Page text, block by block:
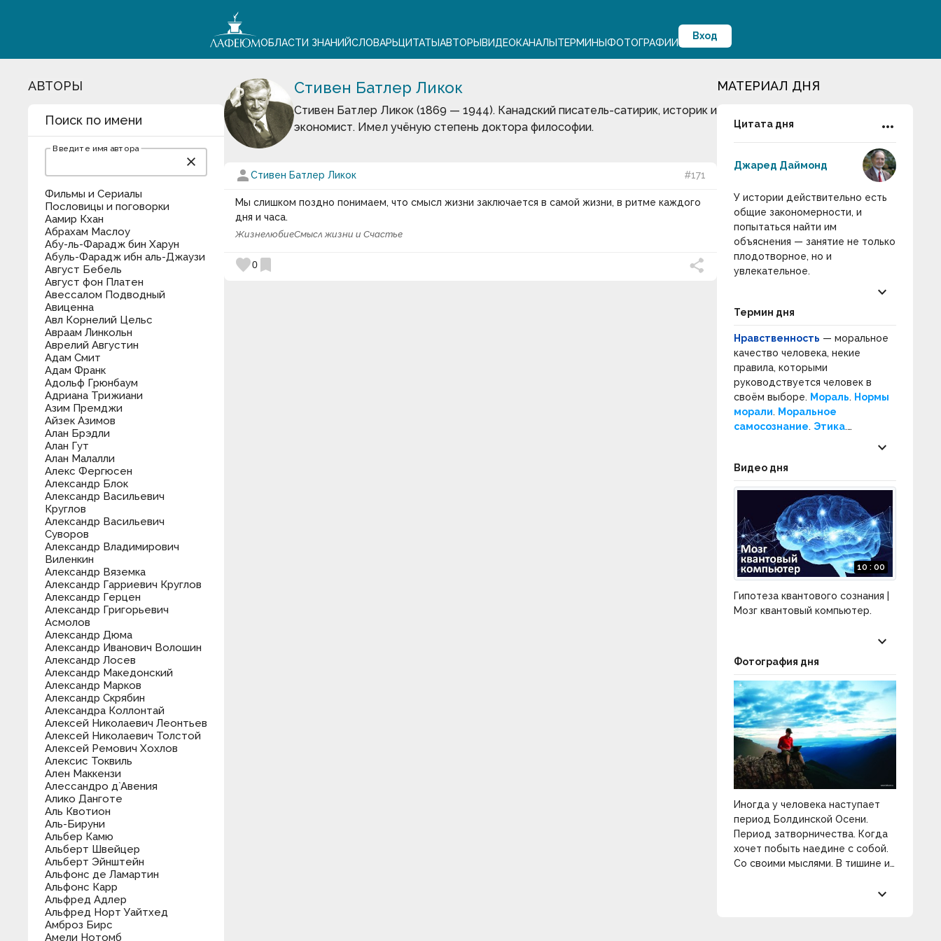
ОБЛАСТИ ЗНАНИЙСЛОВАРЬЦИТАТЫАВТОРЫВИДЕОКАНАЛЫТЕРМИНЫФОТОГРАФИИ
Вход
АВТОРЫ
Поиск по имени
Введите имя автора
close
Фильмы и Сериалы
Пословицы и поговорки
Аамир Кхан
Абрахам Маслоу
Абу-ль-Фарадж бин Харун
Абуль-Фарадж ибн аль-Джаузи
Август Бебель
Август фон Платен
Авессалом Подводный
Авиценна
Авл Корнелий Цельс
Авраам Линкольн
Аврелий Августин
Адам Смит
Адам Франк
Адольф Грюнбаум
Адриана Трижиани
Азим Премджи
Айзек Азимов
Алан Брэдли
Алан Гут
Алан Малалли
Алекс Фергюсен
Александр Блок
Александр Васильевич
Круглов
Александр Васильевич
Суворов
Александр Владимирович
Виленкин
Александр Вяземка
Александр Гарриевич Круглов
Александр Герцен
Александр Григорьевич
Асмолов
Александр Дюма
Александр Иванович Волошин
Александр Лосев
Александр Македонский
Александр Марков
Александр Скрябин
Александра Коллонтай
Алексей Николаевич Леонтьев
Алексей Николаевич Толстой
Алексей Ремович Хохлов
Алексис Токвиль
Ален Маккензи
Алессандро д`Авения
Алико Данготе
Аль Квотион
Аль-Бируни
Альбер Камю
Альберт Швейцер
Альберт Эйнштейн
Альфонс де Ламартин
Альфонс Карр
Альфред Адлер
Альфред Норт Уайтхед
Амброз Бирс
Амели Нотомб
Стивен Батлер Ликок
Стивен Батлер Ликок (1869 — 1944). Канадский писатель-сатирик, историк и
экономист. Имел учёную степень доктора философии.
personСтивен Батлер Ликок #171
Мы слишком поздно понимаем, что смысл жизни заключается в самой жизни, в ритме каждого
дня и часа.
ЖизнелюбиеСмысл жизни и Счастье
favorite0 bookmark
МАТЕРИАЛ ДНЯ
Цитата дня more_horiz
Джаред Даймонд
У истории действительно есть
общие закономерности, и
попытаться найти им
объяснения — занятие не только
плодотворное, но и
увлекательное.
keyboard_arrow_down
Термин дня
Нравственность — моральное
качество человека, некие
правила, которыми
руководствуется человек в
своём выборе. Мораль. Нормы
морали. Моральное
самосознание. Этика.
Социальное поведение
Социальные нормы.
keyboard_arrow_down
Видео дня
10 : 00
Гипотеза квантового сознания |
Мозг квантовый компьютер.
keyboard_arrow_down
Фотография дня
Иногда у человека наступает
период Болдинской Осени.
Период затворничества. Когда
хочет побыть наедине с собой.
Со своими мыслями. В тишине и
keyboard_arrow_down